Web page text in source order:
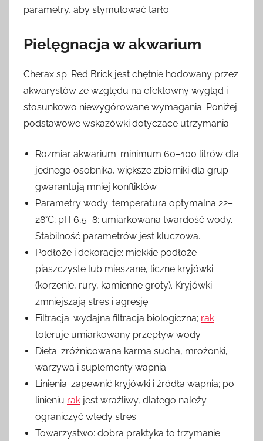
parametry, aby stymulować tarło.
Pielęgnacja w akwarium
Cherax sp. Red Brick jest chętnie hodowany przez
akwarystów ze względu na efektowny wygląd i
stosunkowo niewygórowane wymagania. Poniżej
podstawowe wskazówki dotyczące utrzymania:
Rozmiar akwarium: minimum 60–100 litrów dla
jednego osobnika, większe zbiorniki dla grup
gwarantują mniej konfliktów.
Parametry wody: temperatura optymalna 22–
28°C; pH 6,5–8; umiarkowana twardość wody.
Stabilność parametrów jest kluczowa.
Podłoże i dekoracje: miękkie podłoże
piaszczyste lub mieszane, liczne kryjówki
(korzenie, rury, kamienne groty). Kryjówki
zmniejszają stres i agresję.
Filtracja: wydajna filtracja biologiczna; rak
toleruje umiarkowany przepływ wody.
Dieta: zróżnicowana karma sucha, mrożonki,
warzywa i suplementy wapnia.
Linienia: zapewnić kryjówki i źródła wapnia; po
linieniu rak jest wrażliwy, dlatego należy
ograniczyć wtedy stres.
Towarzystwo: dobra praktyka to trzymanie